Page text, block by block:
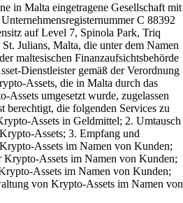
in Malta eingetragene Gesellschaft mit
C 88392
auf Level 7, Spinola Park, Triq
Julians, Malta, die unter dem Namen
maltesischen Finanzaufsichtsbehörde
Dienstleister gemäß der Verordnung
Assets, die in Malta durch das
Assets umgesetzt wurde, zugelassen
die folgenden Services zu
Assets in Geldmittel; 2. Umtausch
Assets; 3. Empfang und
Assets im Namen von Kunden;
Assets im Namen von Kunden;
Assets im Namen von Kunden;
von Krypto-Assets im Namen von